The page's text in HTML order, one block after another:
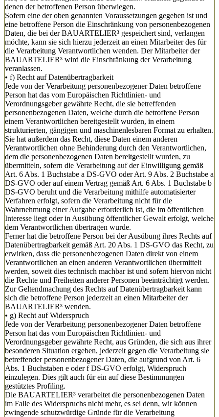
denen der betroffenen Person überwiegen.
Sofern eine der oben genannten Voraussetzungen gegeben ist und
eine betroffene Person die Einschränkung von personenbezogenen
Daten, die bei der BAUARTELIER³ gespeichert sind, verlangen
möchte, kann sie sich hierzu jederzeit an einen Mitarbeiter des für
die Verarbeitung Verantwortlichen wenden. Der Mitarbeiter der
BAUARTELIER³ wird die Einschränkung der Verarbeitung
veranlassen.
• f) Recht auf Datenübertragbarkeit
Jede von der Verarbeitung personenbezogener Daten betroffene
Person hat das vom Europäischen Richtlinien- und
Verordnungsgeber gewährte Recht, die sie betreffenden
personenbezogenen Daten, welche durch die betroffene Person
einem Verantwortlichen bereitgestellt wurden, in einem
strukturierten, gängigen und maschinenlesbaren Format zu erhalten.
Sie hat außerdem das Recht, diese Daten einem anderen
Verantwortlichen ohne Behinderung durch den Verantwortlichen,
dem die personenbezogenen Daten bereitgestellt wurden, zu
übermitteln, sofern die Verarbeitung auf der Einwilligung gemäß
Art. 6 Abs. 1 Buchstabe a DS-GVO oder Art. 9 Abs. 2 Buchstabe a
DS-GVO oder auf einem Vertrag gemäß Art. 6 Abs. 1 Buchstabe b
DS-GVO beruht und die Verarbeitung mithilfe automatisierter
Verfahren erfolgt, sofern die Verarbeitung nicht für die
Wahrnehmung einer Aufgabe erforderlich ist, die im öffentlichen
Interesse liegt oder in Ausübung öffentlicher Gewalt erfolgt, welche
dem Verantwortlichen übertragen wurde.
Ferner hat die betroffene Person bei der Ausübung ihres Rechts auf
Datenübertragbarkeit gemäß Art. 20 Abs. 1 DS-GVO das Recht, zu
erwirken, dass die personenbezogenen Daten direkt von einem
Verantwortlichen an einen anderen Verantwortlichen übermittelt
werden, soweit dies technisch machbar ist und sofern hiervon nicht
die Rechte und Freiheiten anderer Personen beeinträchtigt werden.
Zur Geltendmachung des Rechts auf Datenübertragbarkeit kann
sich die betroffene Person jederzeit an einen Mitarbeiter der
BAUARTELIER³ wenden.
• g) Recht auf Widerspruch
Jede von der Verarbeitung personenbezogener Daten betroffene
Person hat das vom Europäischen Richtlinien- und
Verordnungsgeber gewährte Recht, aus Gründen, die sich aus ihrer
besonderen Situation ergeben, jederzeit gegen die Verarbeitung sie
betreffender personenbezogener Daten, die aufgrund von Art. 6
Abs. 1 Buchstaben e oder f DS-GVO erfolgt, Widerspruch
einzulegen. Dies gilt auch für ein auf diese Bestimmungen
gestütztes Profiling.
Die BAUARTELIER³ verarbeitet die personenbezogenen Daten
im Falle des Widerspruchs nicht mehr, es sei denn, wir können
zwingende schutzwürdige Gründe für die Verarbeitung